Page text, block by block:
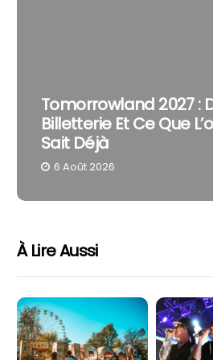
Tomorrowland 2027 :
Billetterie Et Ce Que
Sait Déjà
6 Août 2026
À Lire Aussi